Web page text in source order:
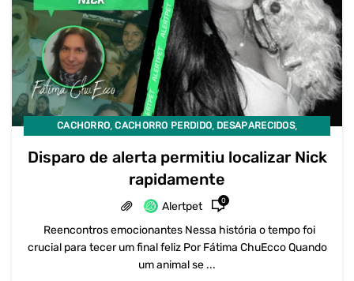
CACHORRO,CACHORRO PERDIDO, DESAPARECIDOS,
Disparo de alerta permitiu localizar Nick
rapidamente
Alertpet 0
Reencontros emocionantes Nessa história o tempo foi
crucial para tecer um final feliz Por Fátima ChuEcco Quando
um animal se ...